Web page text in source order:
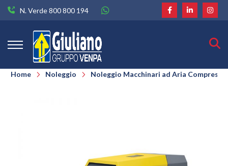
N. Verde 800 800 194
Home Noleggio Noleggio Macchinari ad Aria Compressa